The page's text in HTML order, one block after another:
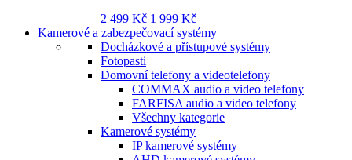
2 499 Kč 1 999 Kč
Kamerové a zabezpečovací systémy
Docházkové a přístupové systémy
Fotopasti
Domovní telefony a videotelefony
COMMAX audio a video telefony
FARFISA audio a video telefony
Všechny kategorie
Kamerové systémy
IP kamerové systémy